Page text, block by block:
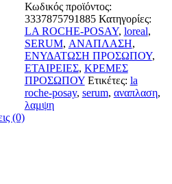
Κωδικός προϊόντος:
3337875791885 Κατηγορίες:
LA ROCHE-POSAY, loreal,
SERUM, ΑΝΑΠΛΑΣΗ,
ΕΝΥΔΑΤΩΣΗ ΠΡΟΣΩΠΟΥ,
ΕΤΑΙΡΕΙΕΣ, ΚΡΕΜΕΣ
ΠΡΟΣΩΠΟΥ Ετικέτες: la
roche-posay, serum, αναπλαση,
λαμψη
(0)